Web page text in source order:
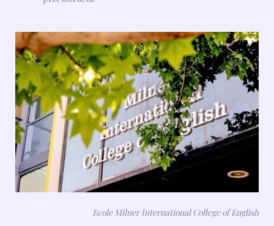
Ecole Milner International College of English